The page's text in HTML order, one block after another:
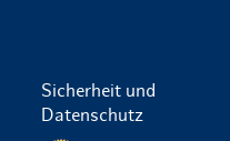
Sicherheit und
Datenschutz